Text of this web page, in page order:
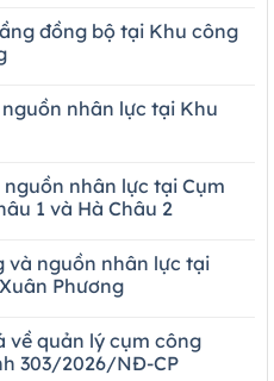
đồng bộ tại Khu công
nhân lực tại Khu
nhân lực tại Cụm
1 và Hà Châu 2
và nguồn nhân lực tại
Phương
về quản lý cụm công
303/2026/NĐ-CP